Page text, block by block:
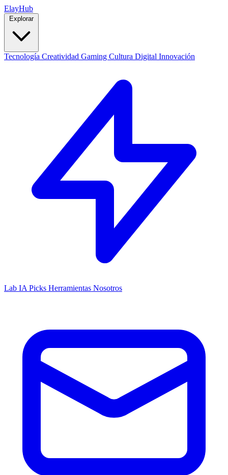
ElayHub
Explorar
Tecnología Creatividad Gaming Cultura Digital Innovación
Lab IA Picks Herramientas Nosotros